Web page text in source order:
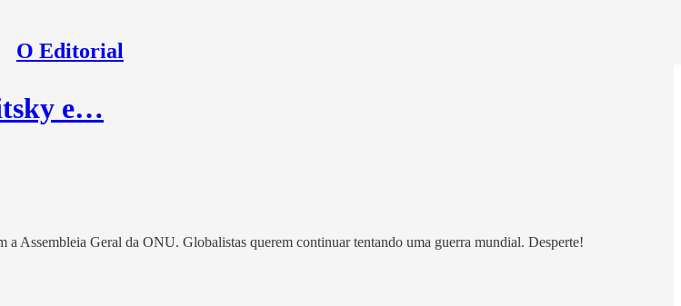
O Editorial
e…
Assembleia Geral da ONU. Globalistas querem continuar tentando uma guerra mundial. Desperte!